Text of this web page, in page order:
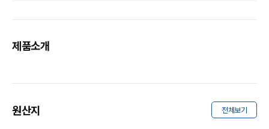
제품소개
원산지 전체보기